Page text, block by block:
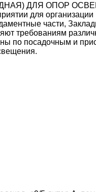
ДЛЯ ОПОР
для
части,
требованиям
по посадочным и